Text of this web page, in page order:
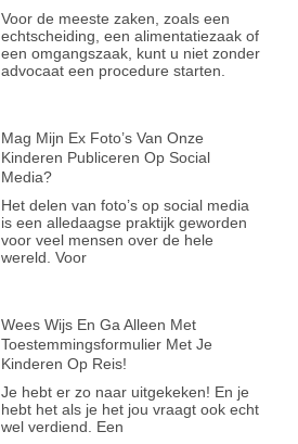
Voor de meeste zaken, zoals een
echtscheiding, een alimentatiezaak of
een omgangszaak, kunt u niet zonder
advocaat een procedure starten.
Mag Mijn Ex Foto’s Van Onze
Kinderen Publiceren Op Social
Media?
Het delen van foto’s op social media
is een alledaagse praktijk geworden
voor veel mensen over de hele
wereld. Voor
Wees Wijs En Ga Alleen Met
Toestemmingsformulier Met Je
Kinderen Op Reis!
Je hebt er zo naar uitgekeken! En je
hebt het als je het jou vraagt ook echt
wel verdiend. Een